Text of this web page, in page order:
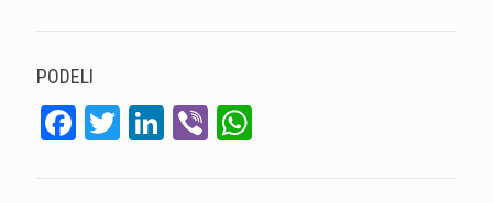
PODELI
Facebook
Twitter
LinkedIn
Viber